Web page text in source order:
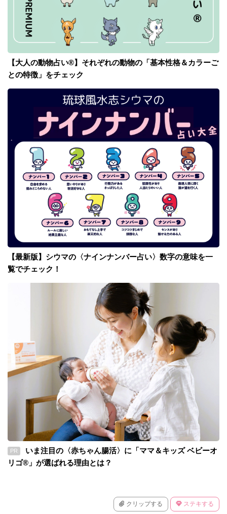
【大人の動物占い®】それぞれの動物の「基本性格＆カラーご
との特徴」をチェック
【最新版】シウマの〈ナインナンバー占い〉数字の意味を一
覧でチェック！
PR
いま注目の〈赤ちゃん腸活〉に「ママ＆キッズ ベビーオ
リゴ®」が選ばれる理由とは？
クリップする ステキする